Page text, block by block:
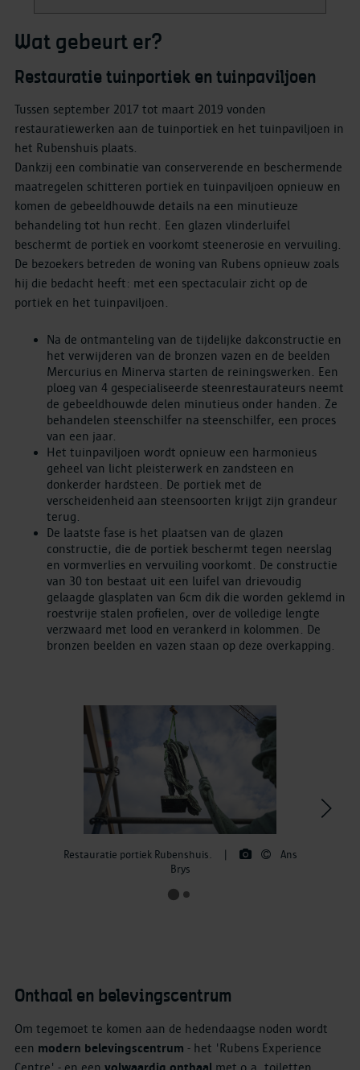
Wat gebeurt er?
Restauratie tuinportiek en tuinpaviljoen
Tussen september 2017 tot maart 2019 vonden
restauratiewerken aan de tuinportiek en het tuinpaviljoen in
het Rubenshuis plaats.
Dankzij een combinatie van conserverende en beschermende
maatregelen schitteren portiek en tuinpaviljoen opnieuw en
komen de gebeeldhouwde details na een minutieuze
behandeling tot hun recht. Een glazen vlinderluifel
beschermt de portiek en voorkomt steenerosie en vervuiling.
De bezoekers betreden de woning van Rubens opnieuw zoals
hij die bedacht heeft: met een spectaculair zicht op de
portiek en het tuinpaviljoen.
Na de ontmanteling van de tijdelijke dakconstructie en
het verwijderen van de bronzen vazen en de beelden
Mercurius en Minerva starten de reiningswerken. Een
ploeg van 4 gespecialiseerde steenrestaurateurs neemt
de gebeeldhouwde delen minutieus onder handen. Ze
behandelen steenschilfer na steenschilfer, een proces
van een jaar.
Het tuinpaviljoen wordt opnieuw een harmonieus
geheel van licht pleisterwerk en zandsteen en
donkerder hardsteen. De portiek met de
verscheidenheid aan steensoorten krijgt zijn grandeur
terug.
De laatste fase is het plaatsen van de glazen
constructie, die de portiek beschermt tegen neerslag
en vormverlies en vervuiling voorkomt. De constructie
van 30 ton bestaat uit een luifel van drievoudig
gelaagde glasplaten van 6cm dik die worden geklemd in
roestvrije stalen profielen, over de volledige lengte
verzwaard met lood en verankerd in kolommen. De
bronzen beelden en vazen staan op deze overkapping.
Restauratie portiek Rubenshuis.
Ans
Brys
>
Onthaal en belevingscentrum
Om tegemoet te komen aan de hedendaagse noden wordt
een modern belevingscentrum - het 'Rubens Experience